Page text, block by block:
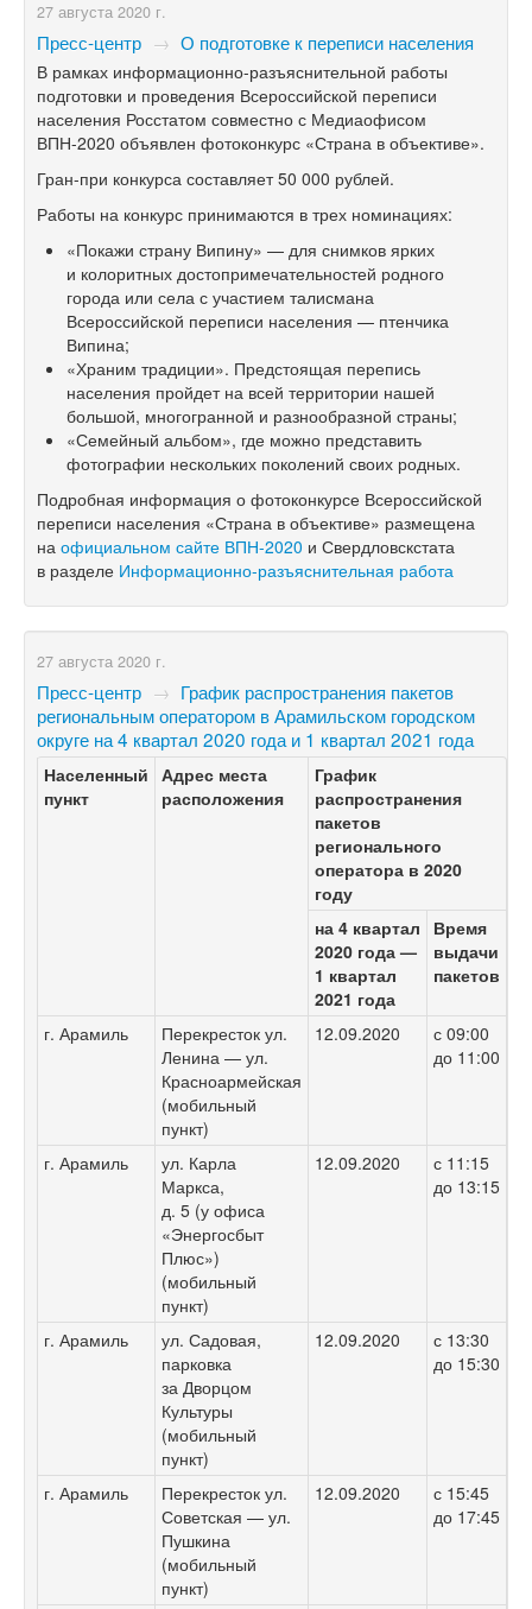
27 августа 2020 г.
Пресс-центр → О подготовке к переписи населения
В рамках информационно-разъяснительной работы
подготовки и проведения Всероссийской переписи
населения Росстатом совместно с Медиаофисом
ВПН-2020 объявлен фотоконкурс «Страна в объективе».
Гран-при конкурса составляет 50 000 рублей.
Работы на конкурс принимаются в трех номинациях:
«Покажи страну Випину» — для снимков ярких
и колоритных достопримечательностей родного
города или села с участием талисмана
Всероссийской переписи населения — птенчика
Випина;
«Храним традиции». Предстоящая перепись
населения пройдет на всей территории нашей
большой, многогранной и разнообразной страны;
«Семейный альбом», где можно представить
фотографии нескольких поколений своих родных.
Подробная информация о фотоконкурсе Всероссийской
переписи населения «Страна в объективе» размещена
на официальном сайте ВПН-2020 и Свердловскстата
в разделе Информационно-разъяснительная работа
27 августа 2020 г.
Пресс-центр → График распространения пакетов
региональным оператором в Арамильском городском
округе на 4 квартал 2020 года и 1 квартал 2021 года
Населенный
пункт
Адрес места
расположения
График
распространения
пакетов
регионального
оператора в 2020
году
на 4 квартал
2020 года —
1 квартал
2021 года
Время
выдачи
пакетов
г. Арамиль
Перекресток ул.
Ленина — ул.
Красноармейская
(мобильный
пункт)
12.09.2020
с 09:00
до 11:00
г. Арамиль
ул. Карла
Маркса,
д. 5 (у офиса
«Энергосбыт
Плюс»)
(мобильный
пункт)
12.09.2020
с 11:15
до 13:15
г. Арамиль
ул. Садовая,
парковка
за Дворцом
Культуры
(мобильный
пункт)
12.09.2020
с 13:30
до 15:30
г. Арамиль
Перекресток ул.
Советская — ул.
Пушкина
(мобильный
пункт)
12.09.2020
с 15:45
до 17:45